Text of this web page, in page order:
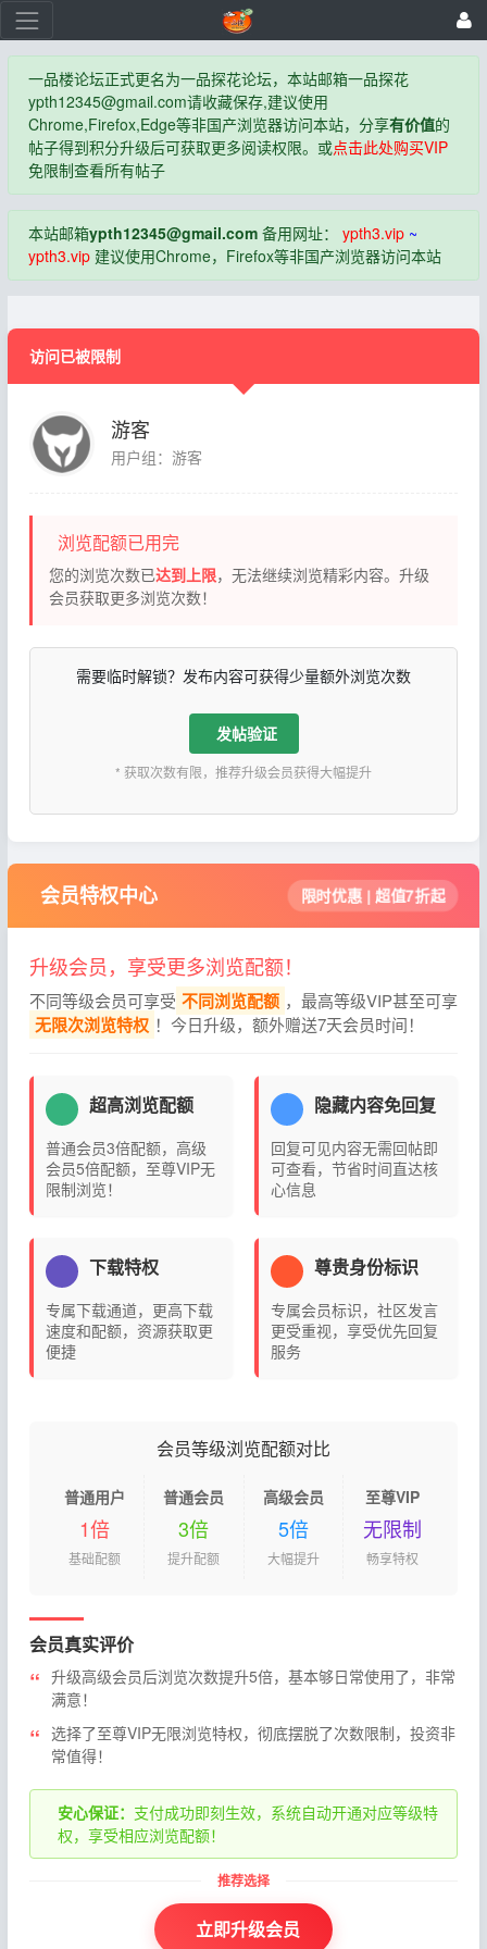
一品楼论坛正式更名为一品探花论坛，本站邮箱一品探花
ypth12345@gmail.com请收藏保存,建议使用
Chrome,Firefox,Edge等非国产浏览器访问本站，分享有价值的
帖子得到积分升级后可获取更多阅读权限。或点击此处购买VIP
免限制查看所有帖子
本站邮箱ypth12345@gmail.com备用网址： ypth3.vip~
ypth3.vip建议使用Chrome，Firefox等非国产浏览器访问本站
访问已被限制
游客
用户组：游客
浏览配额已用完
您的浏览次数已达到上限，无法继续浏览精彩内容。升级
会员获取更多浏览次数！
需要临时解锁？发布内容可获得少量额外浏览次数
发帖验证
* 获取次数有限，推荐升级会员获得大幅提升
会员特权中心 限时优惠 | 超值7折起
升级会员，享受更多浏览配额！
不同等级会员可享受 不同浏览配额 ，最高等级VIP甚至可享
无限次浏览特权 ！今日升级，额外赠送7天会员时间！
超高浏览配额
普通会员3倍配额，高级
会员5倍配额，至尊VIP无
限制浏览！
隐藏内容免回复
回复可见内容无需回帖即
可查看，节省时间直达核
心信息
下载特权
专属下载通道，更高下载
速度和配额，资源获取更
便捷
尊贵身份标识
专属会员标识，社区发言
更受重视，享受优先回复
服务
会员等级浏览配额对比
普通用户
1倍
基础配额
普通会员
3倍
提升配额
高级会员
5倍
大幅提升
至尊VIP
无限制
畅享特权
会员真实评价
升级高级会员后浏览次数提升5倍，基本够日常使用了，非常
满意！
选择了至尊VIP无限浏览特权，彻底摆脱了次数限制，投资非
常值得！
安心保证： 支付成功即刻生效，系统自动开通对应等级特
权，享受相应浏览配额！
立即升级会员